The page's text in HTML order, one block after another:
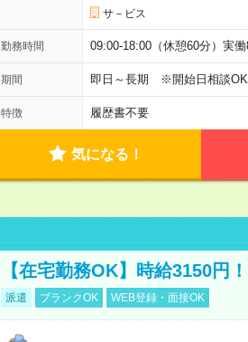
サ－ビス
勤務時間 09:00-18:00（休憩60分）実働
期間 即日～長期 ※開始日相談OK
特徴 履歴書不要
気になる！
【在宅勤務OK】時給3150円
派遣 ブランクOK WEB登録・面接OK